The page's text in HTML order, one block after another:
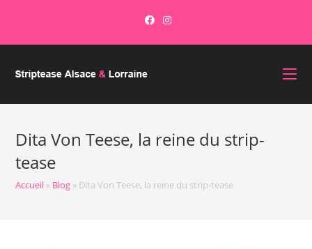
content
Dita Von Teese, la reine du strip-
tease
Accueil » Blog » Dita Von Teese, la reine du strip-tease